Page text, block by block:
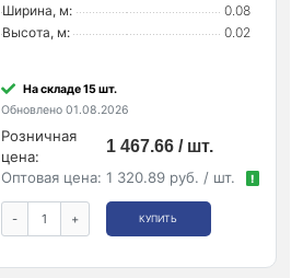
Ширина, м:
0.08
Высота, м:
0.02
На складе 15 шт.
Обновлено 01.08.2026
Розничная
цена:
1 467.66 / шт.
Оптовая цена: 1 320.89 руб. / шт. !
- + КУПИТЬ